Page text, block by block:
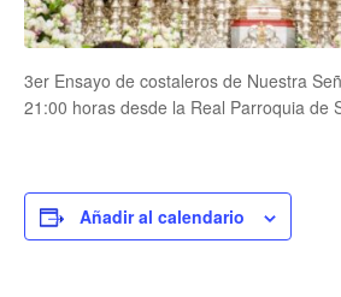
3er Ensayo de costaleros de Nuestra
21:00 horas desde la Real Parroquia de
Añadir al calendario